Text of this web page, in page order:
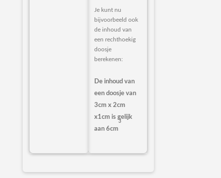
Je kunt nu
bijvoorbeeld ook
de inhoud van
een rechthoekig
doosje
berekenen:
De inhoud van
een doosje van
3cm x 2cm
x1cm is gelijk
aan 6cm
3